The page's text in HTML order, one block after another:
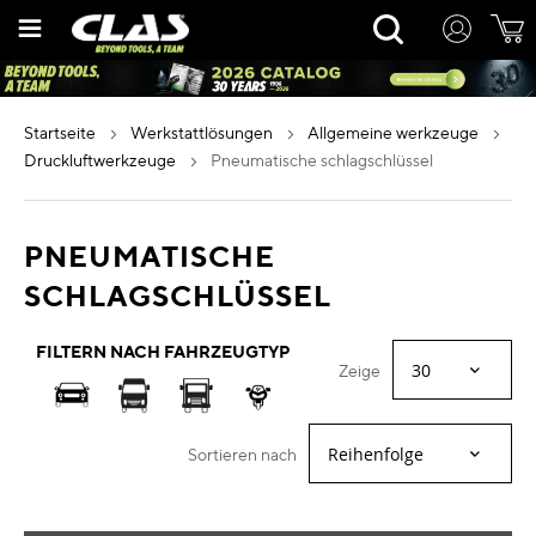
Inhalt
Rechercher
startseite werkstattlösungen
allgemeine werkzeuge
druckluftwerkzeuge
pneumatische schlagschlüssel
PNEUMATISCHE
SCHLAGSCHLÜSSEL
FILTERN NACH FAHRZEUGTYP
Zeige
Sortieren nach